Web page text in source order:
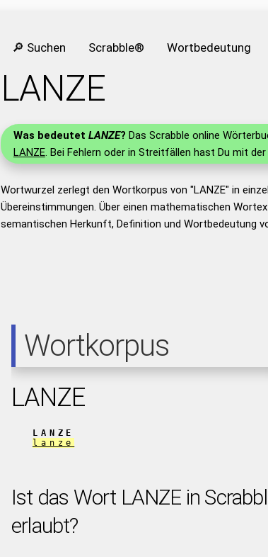
🔎 Suchen Scrabble® Wortbedeutung
LANZE
Was bedeutet LANZE? Das Scrabble online
LANZE. Bei Fehlern oder in Streitfällen hast Du mit der
Wortwurzel zerlegt den Wortkorpus von "LANZE" in
Übereinstimmungen. Über einen mathematischen
semantischen Herkunft, Definition und Wortbedeutung
Wortkorpus
LANZE
LANZE
lanze
Ist das Wort LANZE in
erlaubt?